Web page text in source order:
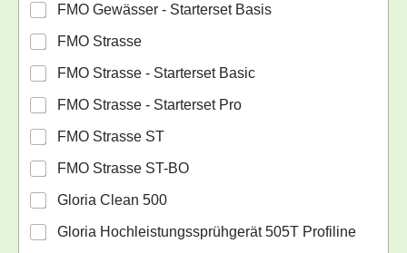
FMO Gewässer - Starterset Basis
FMO Strasse
FMO Strasse - Starterset Basic
FMO Strasse - Starterset Pro
FMO Strasse ST
FMO Strasse ST-BO
Gloria Clean 500
Gloria Hochleistungssprühgerät 505T Profiline